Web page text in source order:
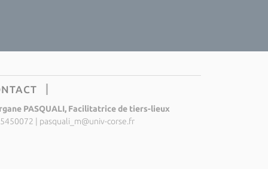
PASQUALI, Facilitatrice de tiers-lieux
pasquali_m@univ-corse.fr